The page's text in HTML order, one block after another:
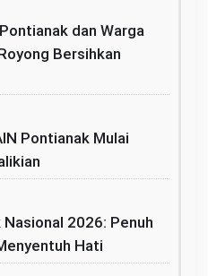
dan Warga
Bersihkan
Pontianak Mulai
2026: Penuh
Hati